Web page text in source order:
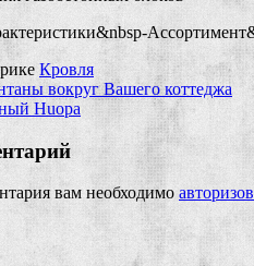
Кровля
вокруг Вашего коттеджа
Huopa
вам необходимо